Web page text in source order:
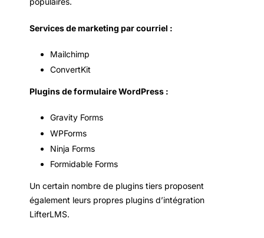
Services de marketing par courriel :
Mailchimp
ConvertKit
Plugins de formulaire WordPress :
Gravity Forms
WPForms
Ninja Forms
Formidable Forms
Un certain nombre de plugins tiers proposent
également leurs propres plugins d’intégration
LifterLMS.